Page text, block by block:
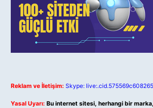
Reklam ve İletişim: Skype:
Yasal Uyarı: Bu internet sitesi, herhangi bir